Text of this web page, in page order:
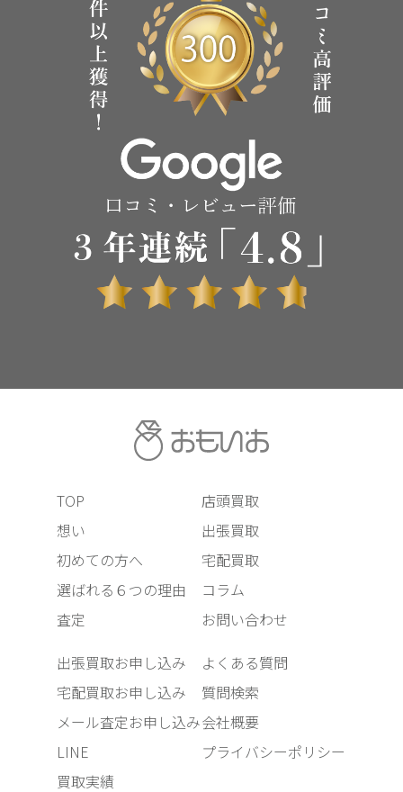
TOP
想い
初めての方へ
選ばれる６つの理由
査定
店頭買取
出張買取
宅配買取
コラム
お問い合わせ
出張買取お申し込み
宅配買取お申し込み
メール査定お申し込み
LINE
買取実績
よくある質問
質問検索
会社概要
プライバシーポリシー